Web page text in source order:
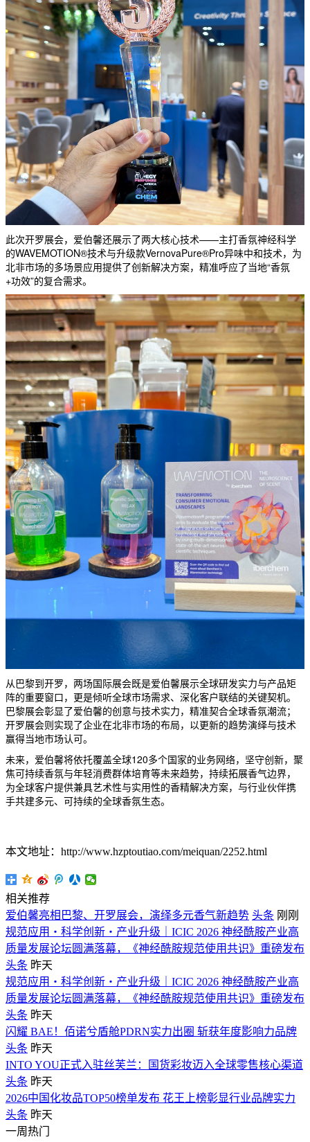
此次开罗展会，爱伯馨还展示了两大核心技术——主打香氛神经科学
的WAVEMOTION®技术与升级款VernovaPure®Pro异味中和技术，为
北非市场的多场景应用提供了创新解决方案，精准呼应了当地“香氛
+功效”的复合需求。
从巴黎到开罗，两场国际展会既是爱伯馨展示全球研发实力与产品矩
阵的重要窗口，更是倾听全球市场需求、深化客户联结的关键契机。
巴黎展会彰显了爱伯馨的创意与技术实力，精准契合全球香氛潮流；
开罗展会则实现了企业在北非市场的布局，以更新的趋势演绎与技术
赢得当地市场认可。
未来，爱伯馨将依托覆盖全球120多个国家的业务网络，坚守创新，聚
焦可持续香氛与年轻消费群体培育等未来趋势，持续拓展香气边界，
为全球客户提供兼具艺术性与实用性的香精解决方案，与行业伙伴携
手共建多元、可持续的全球香氛生态。
本文地址：http://www.hzptoutiao.com/meiquan/2252.html
相关推荐
爱伯馨亮相巴黎、开罗展会，演绎多元香气新趋势 头条 刚刚
规范应用・科学创新・产业升级｜ICIC 2026 神经酰胺产业高
质量发展论坛圆满落幕，《神经酰胺规范使用共识》重磅发布
头条 昨天
规范应用・科学创新・产业升级｜ICIC 2026 神经酰胺产业高
质量发展论坛圆满落幕，《神经酰胺规范使用共识》重磅发布
头条 昨天
闪耀 BAE！佰诺兮盾舱PDRN实力出圈 斩获年度影响力品牌
头条 昨天
INTO YOU正式入驻丝芙兰：国货彩妆迈入全球零售核心渠道
头条 昨天
2026中国化妆品TOP50榜单发布 花王上榜彰显行业品牌实力
头条 昨天
一周热门